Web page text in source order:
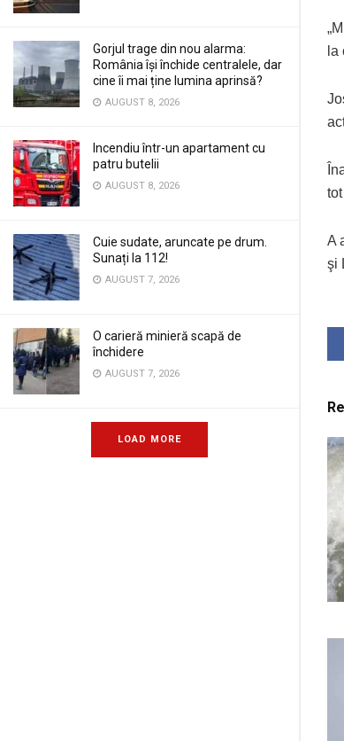
Gorjul trage din nou alarma:
România își închide centralele, dar
cine îi mai ține lumina aprinsă?
AUGUST 8, 2026
Incendiu într-un apartament cu
patru butelii
AUGUST 8, 2026
Cuie sudate, aruncate pe drum.
Sunați la 112!
AUGUST 7, 2026
O carieră minieră scapă de
închidere
AUGUST 7, 2026
LOAD MORE
la
A
şi